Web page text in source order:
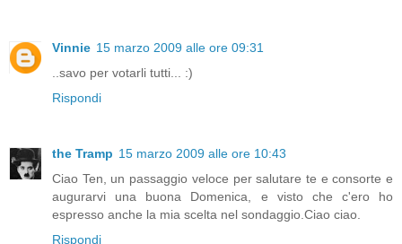
Vinnie 15 marzo 2009 alle ore 09:31
..savo per votarli tutti... :)
Rispondi
the Tramp 15 marzo 2009 alle ore 10:43
Ciao Ten, un passaggio veloce per salutare te e consorte e
augurarvi una buona Domenica, e visto che c'ero ho
espresso anche la mia scelta nel sondaggio.Ciao ciao.
Rispondi